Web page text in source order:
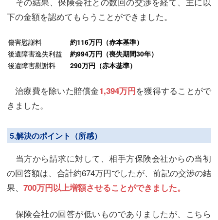
下の金額を認めてもらうことができました。
傷害慰謝料
約116万円（赤本基準）
後遺障害逸失利益
約994万円（喪失期間30年）
後遺障害慰謝料
290万円（赤本基準）
治療費を除いた賠償金1,394万円を獲得することがで
きました。
5.解決のポイント（所感）
当方から請求に対して、相手方保険会社からの当初
の回答額は、合計約674万円でしたが、前記の交渉の結
果、 700万円以上増額させることができました。
保険会社の回答が低いものでありましたが、こちら